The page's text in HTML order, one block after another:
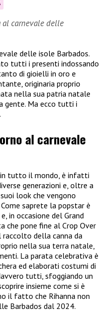
al carnevale delle
delle isole Barbados.
tutti i presenti indossando
di gioielli in oro e
originaria proprio
nella sua patria natale
gente. Ma ecco tutti i
al carnevale
tutto il mondo, è infatti
generazioni e, oltre a
look che vengono
saprete la popstar è
e, in occasione del Grand
che pone fine al Crop Over
raccolto della canna da
nella sua terra natale,
La parata celebrativa è
ed elaborati costumi di
tutti, sfoggiando un
insieme come si è
il fatto che Rihanna non
Barbados dal 2024.